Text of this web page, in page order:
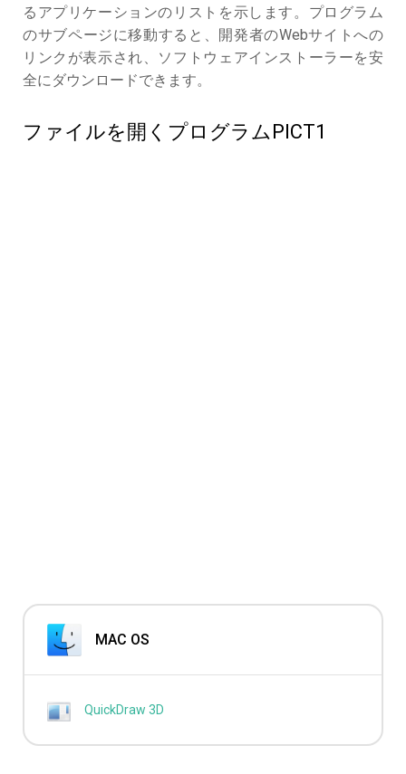
るアプリケーションのリストを示します。プログラム
のサブページに移動すると、開発者のWebサイトへの
リンクが表示され、ソフトウェアインストーラーを安
全にダウンロードできます。
ファイルを開くプログラムPICT1
MAC OS
QuickDraw 3D